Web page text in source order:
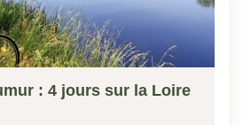
: 4 jours sur la Loire